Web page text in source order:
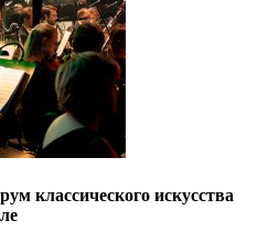
классического искусства